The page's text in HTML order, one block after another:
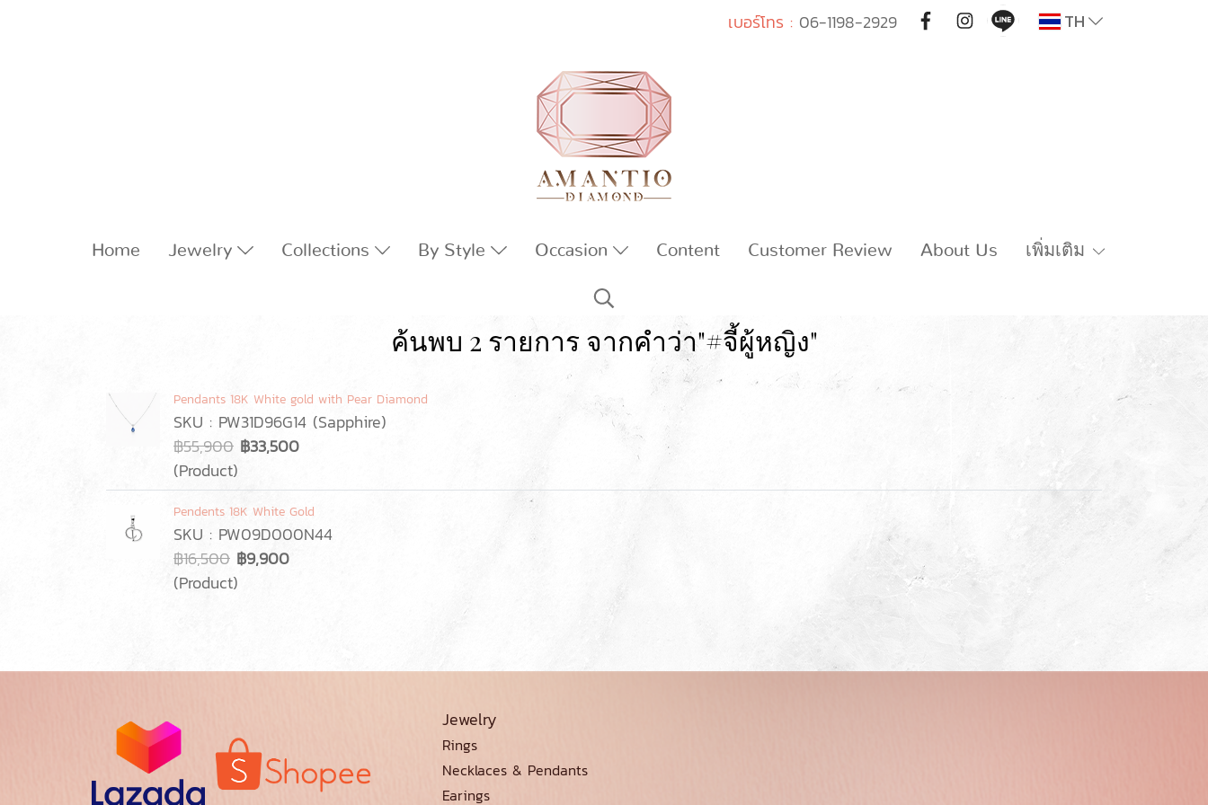
เบอร์โทร : 06-1198-2929 TH
Home Jewelry Collections By Style Occasion Content Customer Review About Us เพิ่มเติม
ค้นพบ 2 รายการ จากคำว่า"#จี้ผู้หญิง"
Pendants 18K White gold with Pear Diamond
SKU : PW31D96G14 (Sapphire)
฿55,900 ฿33,500
(Product)
Pendents 18K White Gold
SKU : PW09D000N44
฿16,500 ฿9,900
(Product)
Jewelry
Rings
Necklaces & Pendants
Earings